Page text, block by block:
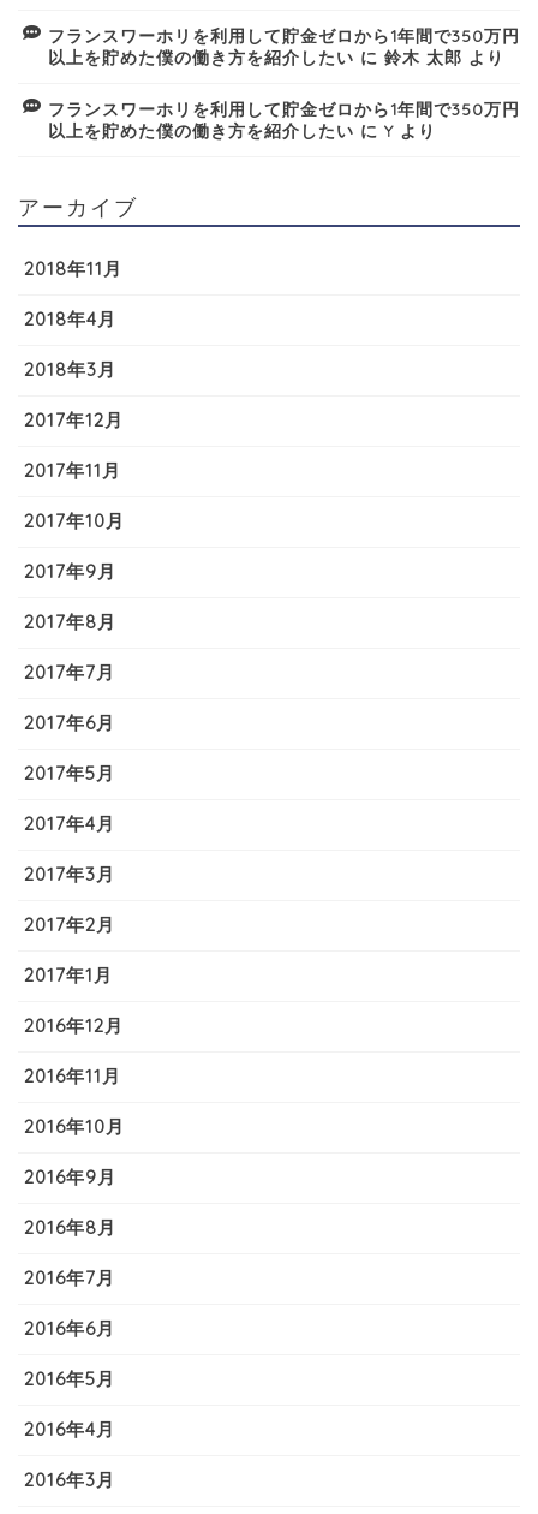
フランスワーホリを利用して貯金ゼロから1年間で350万円
以上を貯めた僕の働き方を紹介したい に 鈴木 太郎 より
フランスワーホリを利用して貯金ゼロから1年間で350万円
以上を貯めた僕の働き方を紹介したい に Y より
アーカイブ
2018年11月
2018年4月
2018年3月
2017年12月
2017年11月
2017年10月
2017年9月
2017年8月
2017年7月
2017年6月
2017年5月
2017年4月
2017年3月
2017年2月
2017年1月
2016年12月
2016年11月
2016年10月
2016年9月
2016年8月
2016年7月
2016年6月
2016年5月
2016年4月
2016年3月